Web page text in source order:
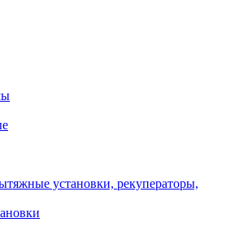
установки, рекуператоры,